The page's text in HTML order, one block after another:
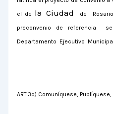
el de la Ciudad de
preconvenio de referencia
se
Departamento Ejecutivo
ART.3º) Comuníquese,